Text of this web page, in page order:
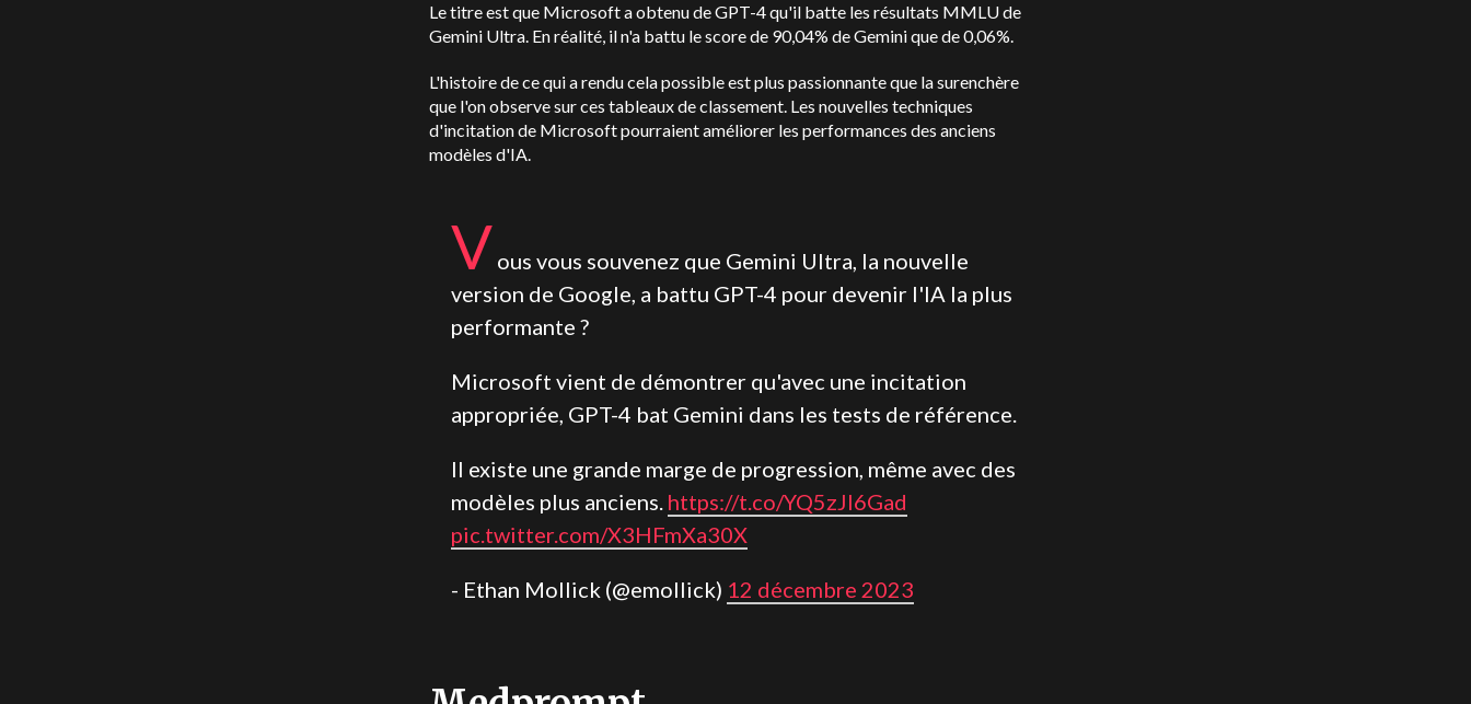
Le titre est que Microsoft a obtenu de GPT-4 qu'il batte les résultats MMLU de
Gemini Ultra. En réalité, il n'a battu le score de 90,04% de Gemini que de 0,06%.
L'histoire de ce qui a rendu cela possible est plus passionnante que la surenchère
que l'on observe sur ces tableaux de classement. Les nouvelles techniques
d'incitation de Microsoft pourraient améliorer les performances des anciens
modèles d'IA.
V ous vous souvenez que Gemini Ultra, la nouvelle
version de Google, a battu GPT-4 pour devenir l'IA la plus
performante ?
Microsoft vient de démontrer qu'avec une incitation
appropriée, GPT-4 bat Gemini dans les tests de référence.
Il existe une grande marge de progression, même avec des
modèles plus anciens. https://t.co/YQ5zJI6Gad
pic.twitter.com/X3HFmXa30X
- Ethan Mollick (@emollick) 12 décembre 2023